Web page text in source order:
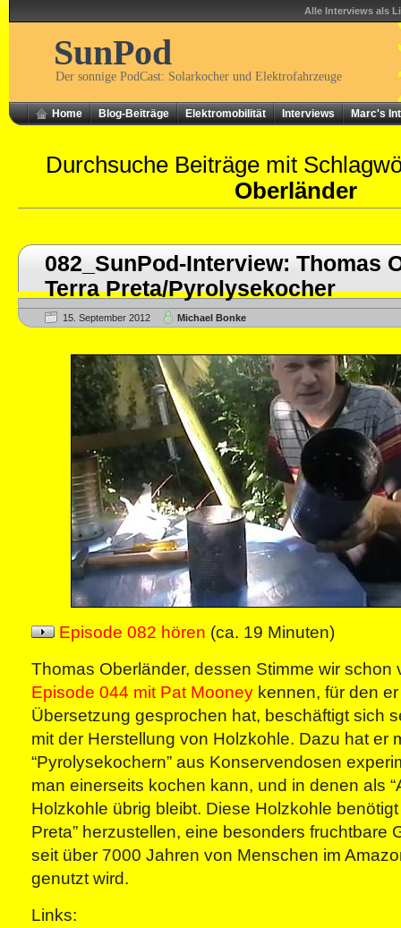
Alle Interviews als
SunPod
Der sonnige PodCast: Solarkocher und Elektrofahrzeuge
Home Blog-Beiträge Elektromobilität Interviews Marc's
Durchsuche Beiträge mit
Oberländer
082_SunPod-Interview: Thomas
Terra Preta/Pyrolysekocher
15. September 2012 Michael Bonke
Episode 082 hören (ca. 19 Minuten)
Thomas Oberländer, dessen Stimme wir schon
Episode 044 mit Pat Mooney kennen, für den
Übersetzung gesprochen hat, beschäftigt sich
mit der Herstellung von Holzkohle. Dazu hat er
“Pyrolysekochern” aus Konservendosen
man einerseits kochen kann, und in denen als
Holzkohle übrig bleibt. Diese Holzkohle benötigt
Preta” herzustellen, eine besonders fruchtbare
seit über 7000 Jahren von Menschen im
genutzt wird.
Links: